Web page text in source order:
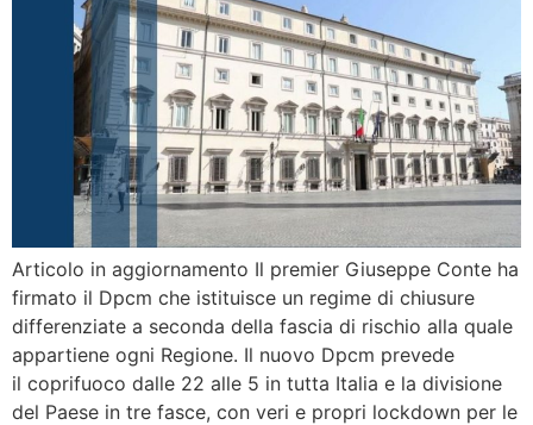
Articolo in aggiornamento Il premier Giuseppe Conte ha
firmato il Dpcm che istituisce un regime di chiusure
differenziate a seconda della fascia di rischio alla quale
appartiene ogni Regione. Il nuovo Dpcm prevede
il coprifuoco dalle 22 alle 5 in tutta Italia e la divisione
del Paese in tre fasce, con veri e propri lockdown per le